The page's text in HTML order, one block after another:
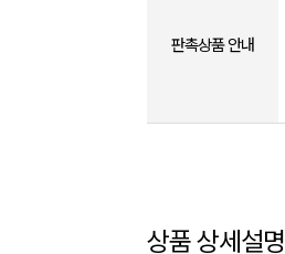
판촉상품 안내
상품 상세설명